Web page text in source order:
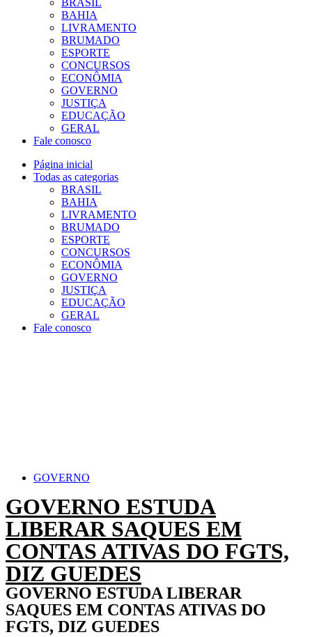
BRASIL
BAHIA
LIVRAMENTO
BRUMADO
ESPORTE
CONCURSOS
ECONÔMIA
GOVERNO
JUSTIÇA
EDUCAÇÃO
GERAL
Fale conosco
Página inicial
Todas as categorias
BRASIL
BAHIA
LIVRAMENTO
BRUMADO
ESPORTE
CONCURSOS
ECONÔMIA
GOVERNO
JUSTIÇA
EDUCAÇÃO
GERAL
Fale conosco
GOVERNO
GOVERNO ESTUDA
LIBERAR SAQUES EM
CONTAS ATIVAS DO FGTS,
DIZ GUEDES
GOVERNO ESTUDA LIBERAR
SAQUES EM CONTAS ATIVAS DO
FGTS, DIZ GUEDES